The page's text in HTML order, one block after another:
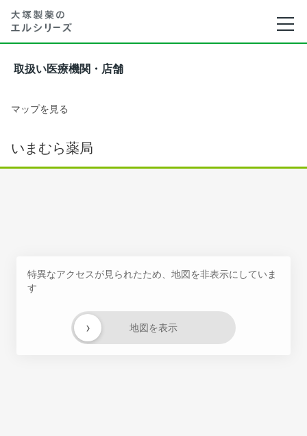
取扱い医療機関・店舗
マップを見る
いまむら薬局
特異なアクセスが見られたため、地図を非表示にしていま
す
地図を表示
›